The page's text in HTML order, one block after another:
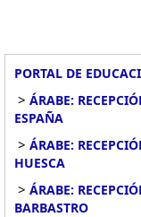
PORTAL DE
> ÁRABE:
ESPAÑA
> ÁRABE:
HUESCA
> ÁRABE:
BARBASTRO